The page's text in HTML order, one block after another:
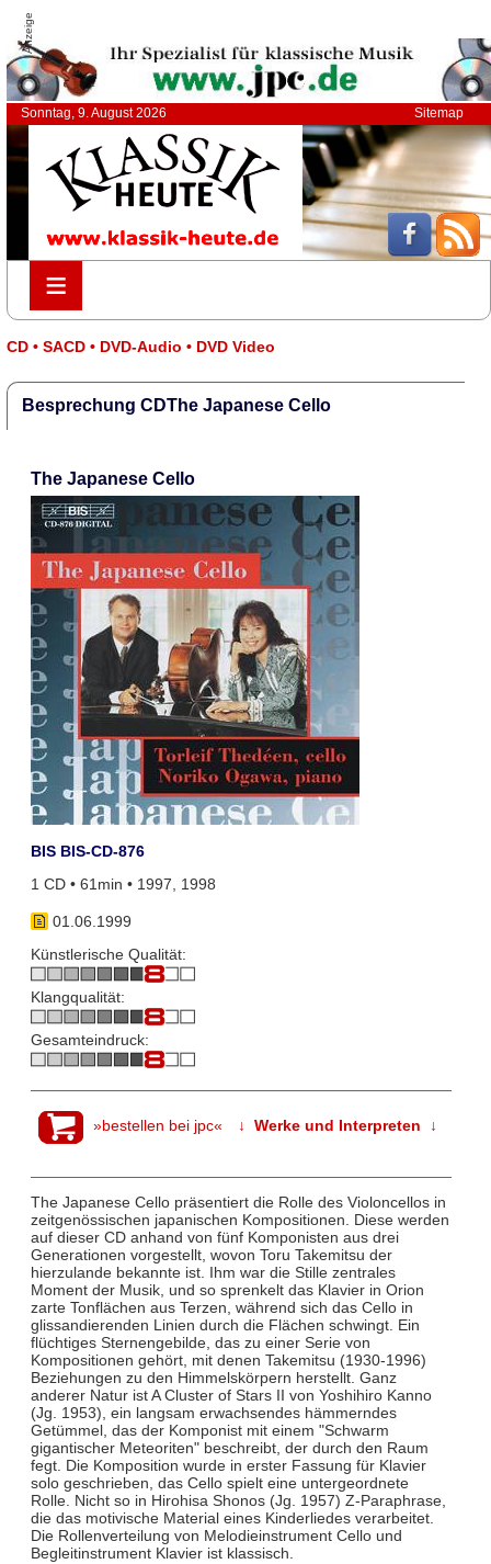
Anzeige
Sonntag, 9. August 2026 Sitemap
≡
≡
CD • SACD • DVD-Audio • DVD Video
Besprechung CDThe Japanese Cello
The Japanese Cello
BIS BIS-CD-876
1 CD • 61min • 1997, 1998
01.06.1999
Künstlerische Qualität:
Klangqualität:
Gesamteindruck:
»bestellen bei jpc« ↓ Werke und Interpreten ↓
The Japanese Cello präsentiert die Rolle des Violoncellos in
zeitgenössischen japanischen Kompositionen. Diese werden
auf dieser CD anhand von fünf Komponisten aus drei
Generationen vorgestellt, wovon Toru Takemitsu der
hierzulande bekannte ist. Ihm war die Stille zentrales
Moment der Musik, und so sprenkelt das Klavier in Orion
zarte Tonflächen aus Terzen, während sich das Cello in
glissandierenden Linien durch die Flächen schwingt. Ein
flüchtiges Sternengebilde, das zu einer Serie von
Kompositionen gehört, mit denen Takemitsu (1930-1996)
Beziehungen zu den Himmelskörpern herstellt. Ganz
anderer Natur ist A Cluster of Stars II von Yoshihiro Kanno
(Jg. 1953), ein langsam erwachsendes hämmerndes
Getümmel, das der Komponist mit einem "Schwarm
gigantischer Meteoriten" beschreibt, der durch den Raum
fegt. Die Komposition wurde in erster Fassung für Klavier
solo geschrieben, das Cello spielt eine untergeordnete
Rolle. Nicht so in Hirohisa Shonos (Jg. 1957) Z-Paraphrase,
die das motivische Material eines Kinderliedes verarbeitet.
Die Rollenverteilung von Melodieinstrument Cello und
Begleitinstrument Klavier ist klassisch.